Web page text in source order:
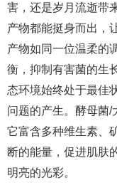
害，还是岁月流逝带
产物都能挺身而出，
产物如同一位温柔的
衡，抑制有害菌的生
态环境始终处于最佳
问题的产生。酵母菌/
它富含多种维生素、
断的能量，促进肌肤
明亮的光彩。